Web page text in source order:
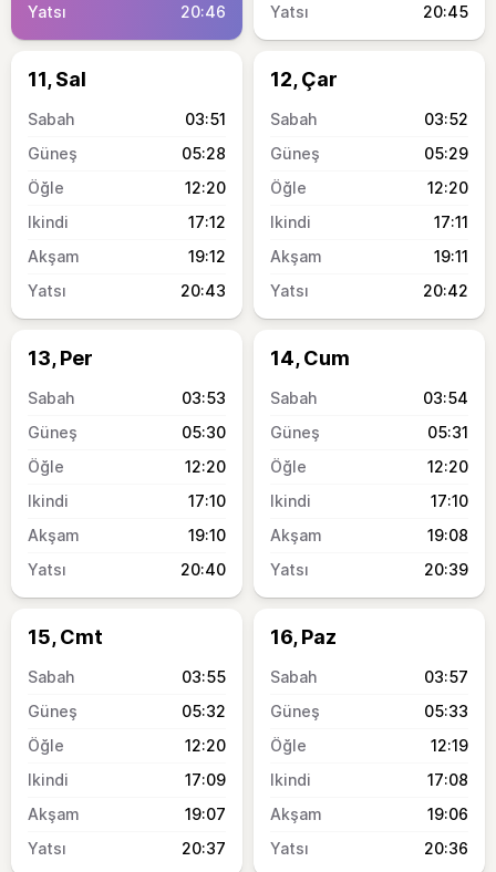
20:46
20:45
11, Sal
03:51
05:28
12:20
17:12
19:12
20:43
12, Çar
03:52
05:29
12:20
17:11
19:11
20:42
13, Per
03:53
05:30
12:20
17:10
19:10
20:40
14, Cum
03:54
05:31
12:20
17:10
19:08
20:39
15, Cmt
03:55
05:32
12:20
17:09
19:07
20:37
16, Paz
03:57
05:33
12:19
17:08
19:06
20:36